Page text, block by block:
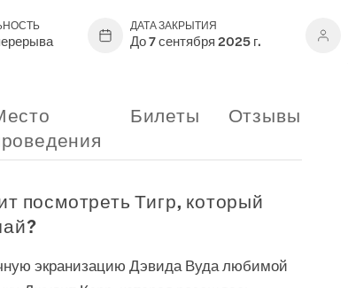
ДАТА ЗАКРЫТИЯ
До 7 сентября 2025 г.
Билеты Отзывы
посмотреть Тигр, который
экранизацию Дэвида Вуда любимой